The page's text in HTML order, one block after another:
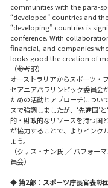
communities with the para-
“developed” countries and the
“developing” countries is
conference. With
financial, and companies
looks good the creation of
（参考訳）
オーストラリアからスポーツ・
セアニアパラリンピック委員会
ための活動とアプローチについ
スで強調しましたが、‘先進国’
的・財政的なリソースを持つ国
が協力することで、よりインク
ょう。
（クリス・ナン氏 ／ パフォー
員会）
◆ 第2部：スポーツ庁長官表彰